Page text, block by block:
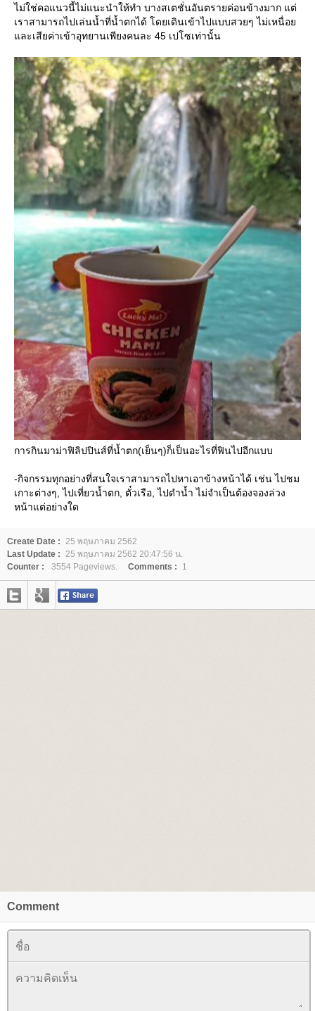
ไม่ใช่คอแนวนี้ไม่แนะนำให้ทำ บางสเตชั่นอันตรายค่อนข้างมาก แต่
เราสามารถไปเล่นน้ำที่น้ำตกได้ โดยเดินเข้าไปแบบสวยๆ ไม่เหนื่อ
ละเสียค่าเข้าอุทยานเพียงคนละ 45 เปโซเท่านั้น
การกินมาม่าฟิลิปปินส์ที่น้ำตก(เย็นๆ)ก็เป็นอะไรที่ฟินไปอีกแบบ
-กิจกรรมทุกอย่างที่สนใจเราสามารถไปหาเอาข้างหน้าได้ เช่น ไปชม
เกาะต่างๆ, ไปเที่ยวน้ำตก, ตั๋วเรือ, ไปดำน้ำ ไม่จำเป็นต้องจองล่วง
หน้าแต่อย่างใด
Create Date : 25 พฤษภาคม 2562
Last Update : 25 พฤษภาคม 2562 20:47:56 น.
Counter :
3554 Pageviews. Comments : 1
Comment